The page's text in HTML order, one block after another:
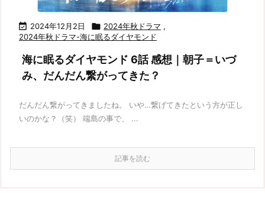
 2024年12月2日  2024年秋ドラマ ,
2024年秋ドラマ-海に眠るダイヤモンド
海に眠るダイヤモンド 6話 感想｜朝子＝いづ
み、だんだん繋がってきた？
だんだん繋がってきましたね。 いや…繋げてきたという方が正し
いのかな？（笑） 端島の事で、 ...
記事を読む